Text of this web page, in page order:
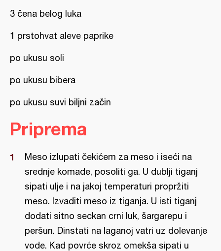
3 čena belog luka
1 prstohvat aleve paprike
po ukusu soli
po ukusu bibera
po ukusu suvi biljni začin
Priprema
Meso izlupati čekićem za meso i iseći na
srednje komade, posoliti ga. U dublji tiganj
sipati ulje i na jakoj temperaturi propržiti
meso. Izvaditi meso iz tiganja. U isti tiganj
dodati sitno seckan crni luk, šargarepu i
peršun. Dinstati na laganoj vatri uz dolevanje
vode. Kad povrće skroz omekša sipati u